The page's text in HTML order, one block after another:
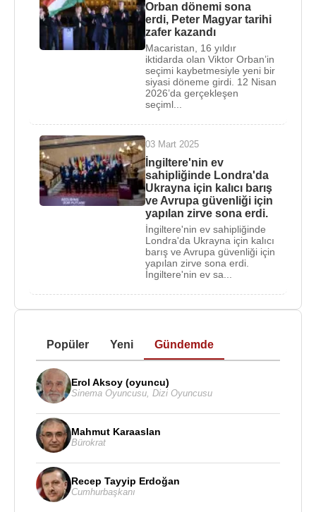
Orban dönemi sona
erdi, Peter Magyar tarihi
zafer kazandı
Macaristan, 16 yıldır
iktidarda olan Viktor Orban’in
seçimi kaybetmesiyle yeni bir
siyasi döneme girdi. 12 Nisan
2026’da gerçekleşen
seçiml...
03 Mart 2025
İngiltere'nin ev
sahipliğinde Londra'da
Ukrayna için kalıcı barış
ve Avrupa güvenliği için
yapılan zirve sona erdi.
İngiltere'nin ev sahipliğinde
Londra'da Ukrayna için kalıcı
barış ve Avrupa güvenliği için
yapılan zirve sona erdi.
İngiltere'nin ev sa...
Popüler Yeni Gündemde
Erol Aksoy (oyuncu)
Sinema Oyuncusu Dizi Oyuncusu
Mahmut Karaaslan
Bürokrat
Recep Tayyip Erdoğan
Cumhurbaşkanı